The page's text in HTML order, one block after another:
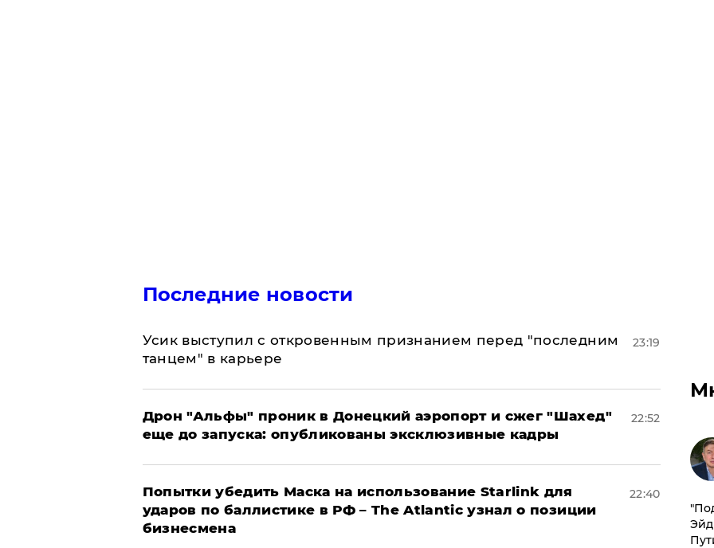
Последние новости
Усик выступил с откровенным признанием перед "последним
танцем" в карьере
23:19
Дрон "Альфы" проник в Донецкий аэропорт и сжег "Шахед"
еще до запуска: опубликованы эксклюзивные кадры
22:52
Попытки убедить Маска на использование Starlink для
ударов по баллистике в РФ – The Atlantic узнал о позиции
бизнесмена
22:40